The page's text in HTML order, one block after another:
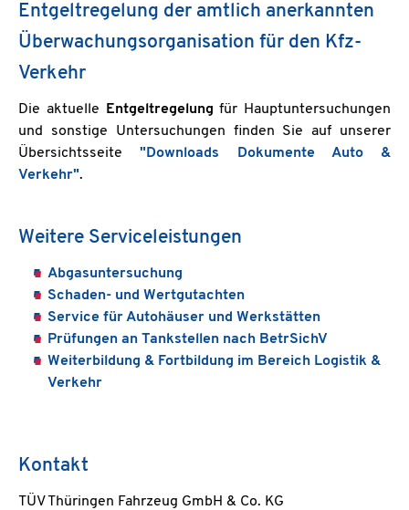
Entgeltregelung der amtlich anerkannten
Überwachungsorganisation für den Kfz-
Verkehr
Die aktuelle Entgeltregelung für Hauptuntersuchungen
und sonstige Untersuchungen finden Sie auf unserer
Übersichtsseite"Downloads Dokumente Auto &
Verkehr".
Weitere Serviceleistungen
Abgasuntersuchung
Schaden- und Wertgutachten
Service für Autohäuser und Werkstätten
Prüfungen an Tankstellen nach BetrSichV
Weiterbildung & Fortbildung im Bereich Logistik &
Verkehr
Kontakt
TÜV Thüringen Fahrzeug GmbH & Co. KG